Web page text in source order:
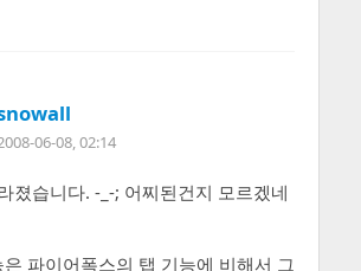
06-08, 02:14
졌습니다. -_-; 어찌된건지 모르겠네
파이어폭스의 탭 기능에 비해서 그